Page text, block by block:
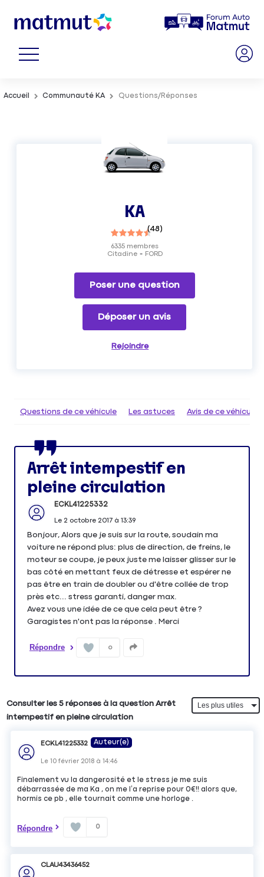
Accueil Communauté KA Questions/Réponses
KA
(48)
Citadine FORD
6335membres
Poser une question
Déposer un avis
Rejoindre
Questions de ce véhicule Les astuces Avis de ce véhicule
Arrêt intempestif en
pleine circulation
ECKL41225332
Le 2 octobre 2017à 13:39
Bonjour, Alors que je suis sur la route, soudain ma
voiture ne répond plus: plus de direction, de freins, le
moteur se coupe, je peux juste me laisser glisser sur le
bas côté en mettant feux de détresse et espérer ne
pas être en train de doubler ou d'être collée de trop
près etc... stress garanti, danger max.
Avez vous une idée de ce que cela peut être ?
Garagistes n'ont pas la réponse . Merci
Répondre 0
Consulter les 5 réponses à la question Arrêt
intempestif en pleine circulation
ECKL41225332 Auteur(e)
Le10 février 2018 à14:46
Finalement vu la dangerosité et le stress je me suis
débarrassée de ma Ka , on me l’a reprise pour 0€!! alors que,
hormis ce pb , elle tournait comme une horloge .
Répondre 0
CLAU43436452